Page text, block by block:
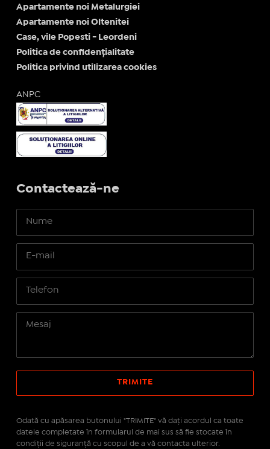
Apartamente noi Metalurgiei
Apartamente noi Oltenitei
Case, vile Popesti - Leordeni
Politica de confidențialitate
Politica privind utilizarea cookies
ANPC
Contactează-ne
Odată cu apăsarea butonului "TRIMITE" vă daţi acordul ca toate
datele completate în formularul de mai sus să fie stocate în
condiţii de siguranţă cu scopul de a vă contacta ulterior.